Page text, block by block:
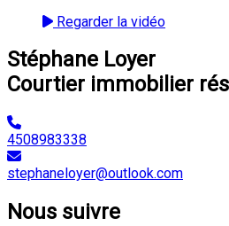
Regarder la vidéo
Stéphane Loyer
Courtier immobilier
4508983338
stephaneloyer@outlook.com
Nous suivre